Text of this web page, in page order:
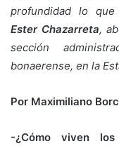
profundidad lo
Ester Chazarreta,
sección
bonaerense, en la
Por Maximiliano
-¿Cómo viven